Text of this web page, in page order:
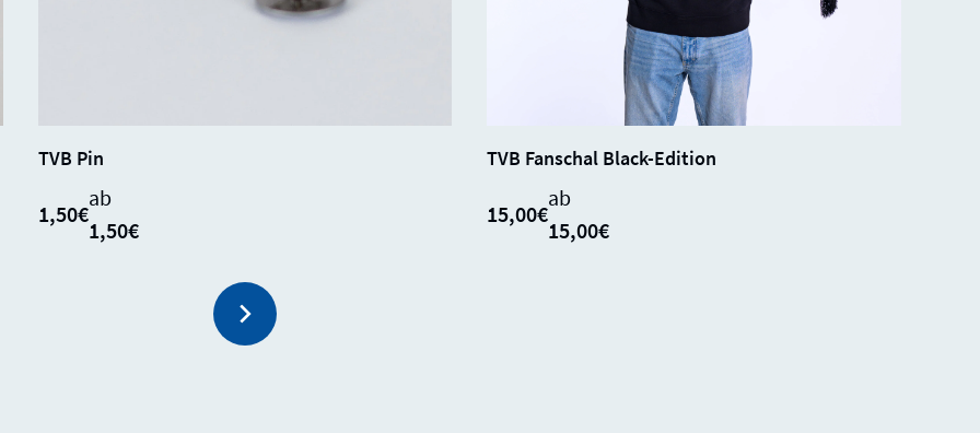
OUT
TVB Pin
1,50€
ab
1,50€
OUT
TVB Fanschal Black-Edition
15,00€
ab
15,00€